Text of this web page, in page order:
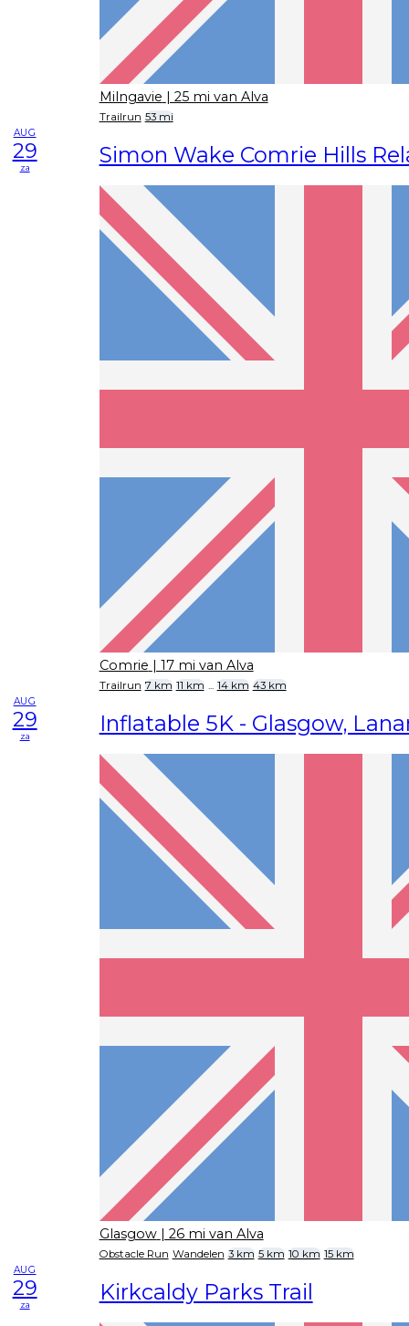
Milngavie | 25 mi van Alva
Trailrun 53 mi
AUG
29
za Simon Wake Comrie Hills
Comrie | 17 mi van Alva
Trailrun 7 km 11 km ... 14 km 43 km
AUG
29
za Inflatable 5K - Glasgow,
Glasgow | 26 mi van Alva
Obstacle Run Wandelen 3 km 5 km 10 km 15 km
AUG
29
za Kirkcaldy Parks Trail